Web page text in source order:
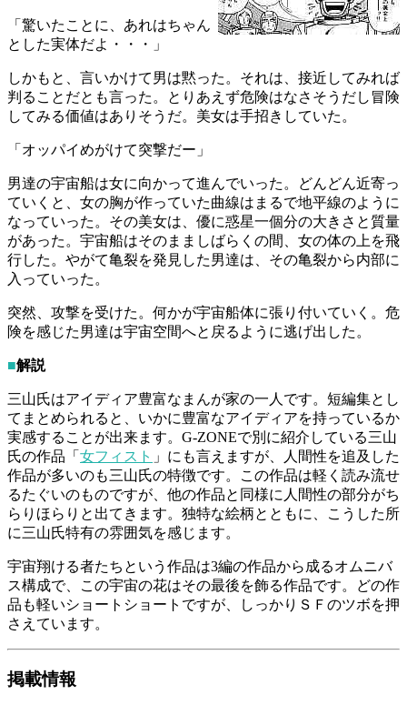
「驚いたことに、あれはちゃん
とした実体だよ・・・」
しかもと、言いかけて男は黙った。それは、接近してみれば
判ることだとも言った。とりあえず危険はなさそうだし冒険
してみる価値はありそうだ。美女は手招きしていた。
「オッパイめがけて突撃だー」
男達の宇宙船は女に向かって進んでいった。どんどん近寄っ
ていくと、女の胸が作っていた曲線はまるで地平線のように
なっていった。その美女は、優に惑星一個分の大きさと質量
があった。宇宙船はそのまましばらくの間、女の体の上を飛
行した。やがて亀裂を発見した男達は、その亀裂から内部に
入っていった。
突然、攻撃を受けた。何かが宇宙船体に張り付いていく。危
険を感じた男達は宇宙空間へと戻るように逃げ出した。
■解説
三山氏はアイディア豊富なまんが家の一人です。短編集とし
てまとめられると、いかに豊富なアイディアを持っているか
実感することが出来ます。G-ZONEで別に紹介している三山
氏の作品「 女フィスト 」にも言えますが、人間性を追及した
作品が多いのも三山氏の特徴です。この作品は軽く読み流せ
るたぐいのものですが、他の作品と同様に人間性の部分がち
らりほらりと出てきます。独特な絵柄とともに、こうした所
に三山氏特有の雰囲気を感じます。
宇宙翔ける者たちという作品は3編の作品から成るオムニバ
ス構成で、この宇宙の花はその最後を飾る作品です。どの作
品も軽いショートショートですが、しっかりＳＦのツボを押
さえています。
掲載情報